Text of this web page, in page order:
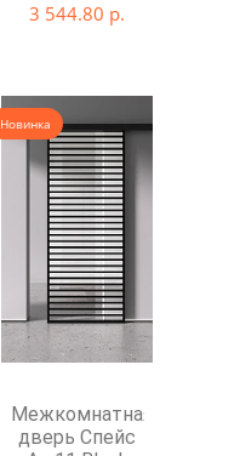
3 544.80 р.
Новинка
Межкомнатная
дверь Спейс